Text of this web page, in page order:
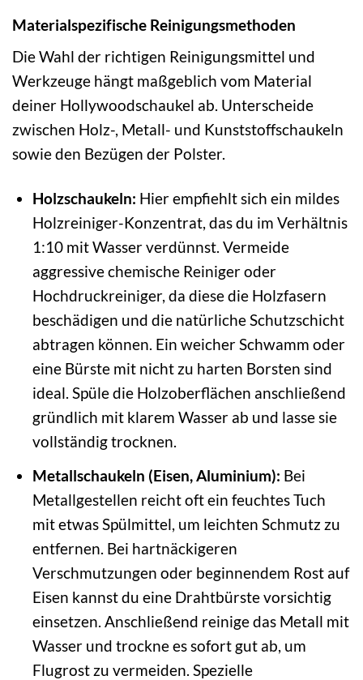
Materialspezifische Reinigungsmethoden
Die Wahl der richtigen Reinigungsmittel und
Werkzeuge hängt maßgeblich vom Material
deiner Hollywoodschaukel ab. Unterscheide
zwischen Holz-, Metall- und Kunststoffschaukeln
sowie den Bezügen der Polster.
Holzschaukeln: Hier empfiehlt sich ein mildes
Holzreiniger-Konzentrat, das du im Verhältnis
1:10 mit Wasser verdünnst. Vermeide
aggressive chemische Reiniger oder
Hochdruckreiniger, da diese die Holzfasern
beschädigen und die natürliche Schutzschicht
abtragen können. Ein weicher Schwamm oder
eine Bürste mit nicht zu harten Borsten sind
ideal. Spüle die Holzoberflächen anschließend
gründlich mit klarem Wasser ab und lasse sie
vollständig trocknen.
Metallschaukeln (Eisen, Aluminium): Bei
Metallgestellen reicht oft ein feuchtes Tuch
mit etwas Spülmittel, um leichten Schmutz zu
entfernen. Bei hartnäckigeren
Verschmutzungen oder beginnendem Rost auf
Eisen kannst du eine Drahtbürste vorsichtig
einsetzen. Anschließend reinige das Metall mit
Wasser und trockne es sofort gut ab, um
Flugrost zu vermeiden. Spezielle